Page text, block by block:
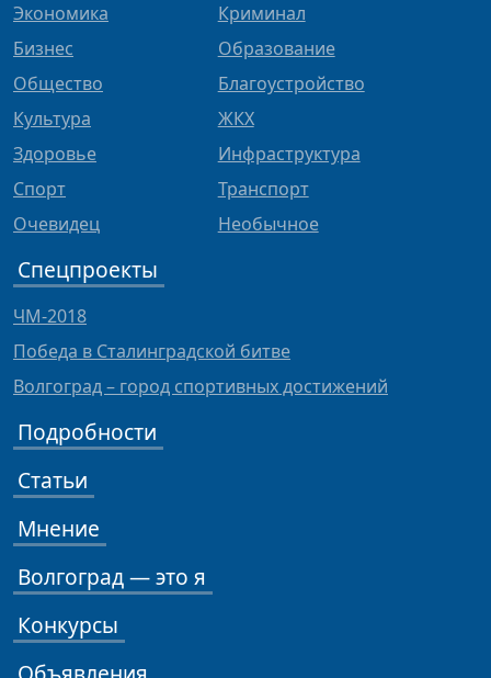
Экономика
Бизнес
Общество
Культура
Здоровье
Спорт
Очевидец
Криминал
Образование
Благоустройство
ЖКХ
Инфраструктура
Транспорт
Необычное
Спецпроекты
ЧМ-2018
Победа в Сталинградской битве
Волгоград – город спортивных достижений
Подробности
Статьи
Мнение
Волгоград — это я
Конкурсы